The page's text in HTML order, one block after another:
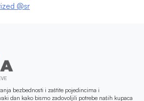
@sr
bezbednosti i zaštite pojedincima i
dan kako bismo zadovoljili potrebe naših kupaca